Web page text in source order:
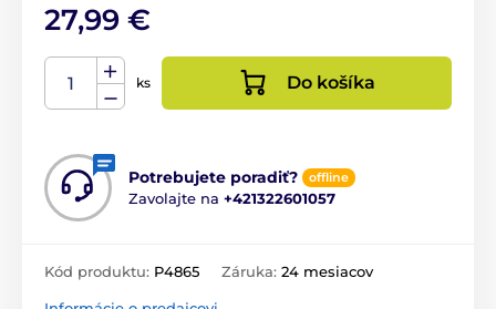
27,99 €
ks Do košíka
Potrebujete poradiť? offline
Zavolajte na +421322601057
Kód produktu: P4865 Záruka: 24 mesiacov